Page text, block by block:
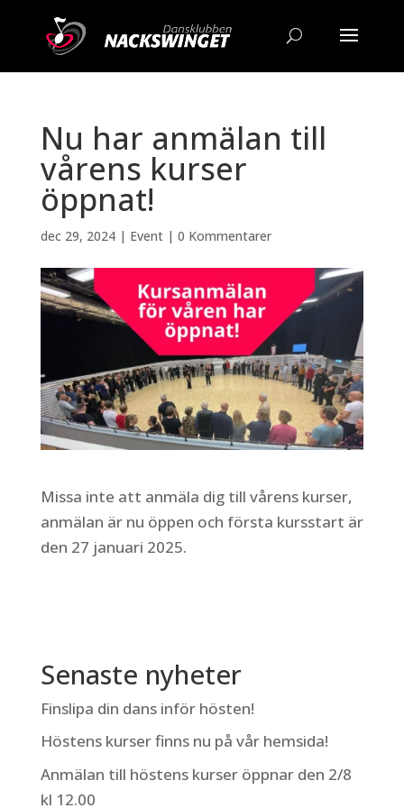
Nu har anmälan till
vårens kurser
öppnat!
dec 29, 2024| Event| 0 Kommentarer
Missa inte att anmäla dig till vårens kurser,
anmälan är nu öppen och första kursstart är
den 27 januari 2025.
Senaste nyheter
Finslipa din dans inför hösten!
Höstens kurser finns nu på vår hemsida!
Anmälan till höstens kurser öppnar den 2/8
kl 12.00